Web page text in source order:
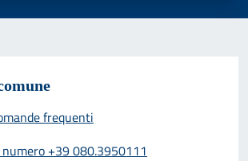
frequenti
+39 080.3950111